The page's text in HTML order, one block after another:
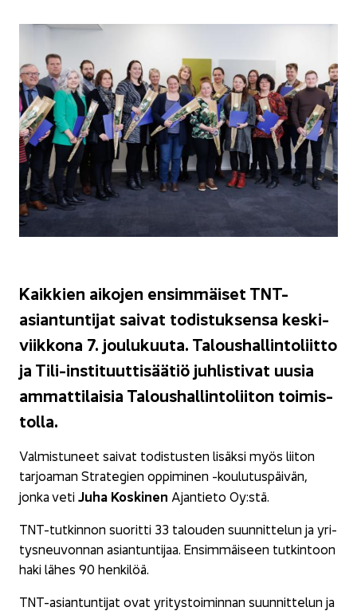
Kaik­kien ai­ko­jen en­sim­mäi­set TNT-​
asiantuntijat sai­vat to­dis­tuk­sen­sa kes­ki­
viik­ko­na 7. jou­lu­kuu­ta. Ta­lous­hal­lin­to­liit­to
ja Tili-​instituuttisäätiö juh­lis­ti­vat uusia
am­mat­ti­lai­sia Ta­lous­hal­lin­to­lii­ton toi­mis­
tol­la.
Val­mis­tu­neet sai­vat to­dis­tus­ten li­säk­si myös lii­ton
tar­joa­man Stra­te­gien op­pi­mi­nen -​koulutuspäivän,
jonka vetiJuha Kos­ki­nen Ajan­tie­to Oy:stä.
TNT-​tutkinnon suo­rit­ti 33 ta­lou­den suun­nit­te­lun ja yri­
tys­neu­von­nan asian­tun­ti­jaa. En­sim­mäi­seen tut­kin­toon
haki lähes 90 hen­ki­löä.
TNT-​asiantuntijat ovat yri­tys­toi­min­nan suun­nit­te­lun ja